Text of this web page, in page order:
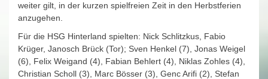
weiter gilt, in der kurzen spielfreien Zeit in den Herbstferien
anzugehen.
Für die HSG Hinterland spielten: Nick Schlitzkus, Fabio
Krüger, Janosch Brück (Tor); Sven Henkel (7), Jonas Weigel
(6), Felix Weigand (4), Fabian Behlert (4), Niklas Zohles (4),
Christian Scholl (3), Marc Bösser (3), Genc Arifi (2), Stefan